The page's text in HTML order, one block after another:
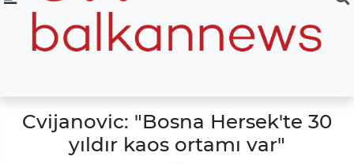
Cvijanovic: "Bosna Hersek'te 30
yıldır kaos ortamı var"